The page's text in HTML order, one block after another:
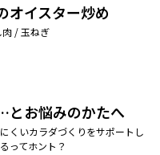
オイスター炒め
肉 / 玉ねぎ
とお悩みのかたへ
くいカラダづくりをサポートし
ってホント？